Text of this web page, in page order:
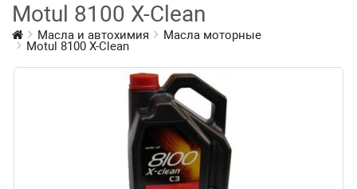
Motul 8100 Х-Clean
Масла и автохимия Масла моторные
Motul 8100 Х-Clean